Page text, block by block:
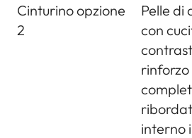
Cinturino opzione
2
Pelle di
con
rinforzo
interno